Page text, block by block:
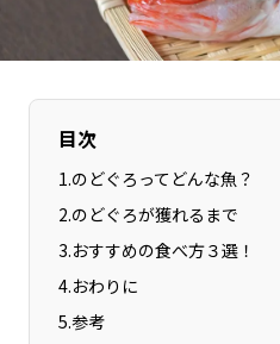
河内エリア
奈良エリア
目次
1.のどぐろってどんな魚？
2.のどぐろが獲れるまで
3.おすすめの食べ方３選！
4.おわりに
5.参考